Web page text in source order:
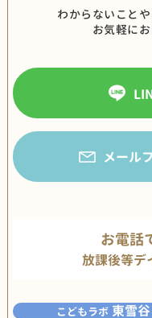
わからないこと
お気軽に
メール
お電話
放課後等デ
こどもラボ 東雪谷